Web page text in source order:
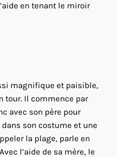
en tenant le miroir
magnifique et paisible,
tour. Il commence par
avec son père pour
dans son costume et une
la plage, parle en
l’aide de sa mère, le